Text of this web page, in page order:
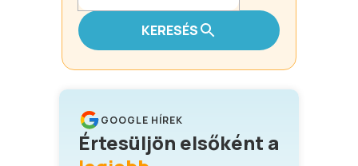
KERESÉS
GOOGLE HÍREK
Értesüljön elsőként a